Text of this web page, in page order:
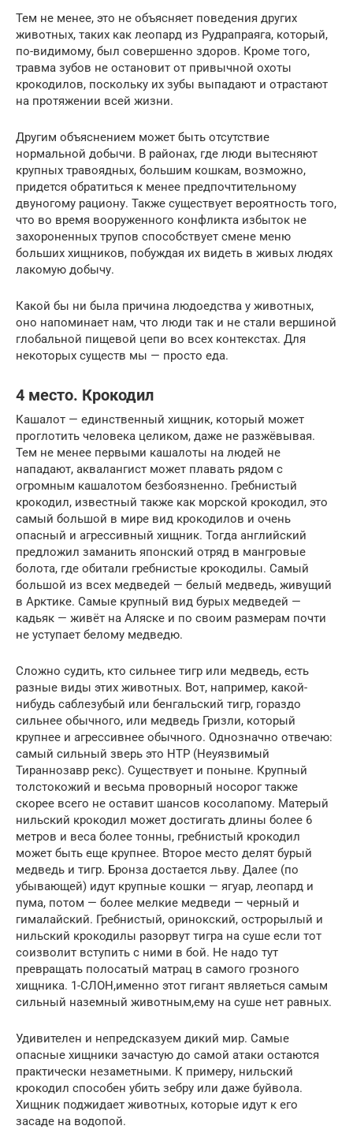
Тем не менее, это не объясняет поведения других
животных, таких как леопард из Рудрапраяга, который,
по-видимому, был совершенно здоров. Кроме того,
травма зубов не остановит от привычной охоты
крокодилов, поскольку их зубы выпадают и отрастают
на протяжении всей жизни.
Другим объяснением может быть отсутствие
нормальной добычи. В районах, где люди вытесняют
крупных травоядных, большим кошкам, возможно,
придется обратиться к менее предпочтительному
двуногому рациону. Также существует вероятность того,
что во время вооруженного конфликта избыток не
захороненных трупов способствует смене меню
больших хищников, побуждая их видеть в живых людях
лакомую добычу.
Какой бы ни была причина людоедства у животных,
оно напоминает нам, что люди так и не стали вершиной
глобальной пищевой цепи во всех контекстах. Для
некоторых существ мы — просто еда.
4 место. Крокодил
Кашалот — единственный хищник, который может
проглотить человека целиком, даже не разжёвывая.
Тем не менее первыми кашалоты на людей не
нападают, аквалангист может плавать рядом с
огромным кашалотом безбоязненно. Гребнистый
крокодил, известный также как морской крокодил, это
самый большой в мире вид крокодилов и очень
опасный и агрессивный хищник. Тогда английский
предложил заманить японский отряд в мангровые
болота, где обитали гребнистые крокодилы. Самый
большой из всех медведей — белый медведь, живущий
в Арктике. Самые крупный вид бурых медведей —
кадьяк — живёт на Аляске и по своим размерам почти
не уступает белому медведю.
Сложно судить, кто сильнее тигр или медведь, есть
разные виды этих животных. Вот, например, какой-
нибудь саблезубый или бенгальский тигр, гораздо
сильнее обычного, или медведь Гризли, который
крупнее и агрессивнее обычного. Однозначно отвечаю:
самый сильный зверь это НТР (Неуязвимый
Тираннозавр рекс). Существует и поныне. Крупный
толстокожий и весьма проворный носорог также
скорее всего не оставит шансов косолапому. Матерый
нильский крокодил может достигать длины более 6
метров и веса более тонны, гребнистый крокодил
может быть еще крупнее. Второе место делят бурый
медведь и тигр. Бронза достается льву. Далее (по
убывающей) идут крупные кошки — ягуар, леопард и
пума, потом — более мелкие медведи — черный и
гималайский. Гребнистый, оринокский, острорылый и
нильский крокодилы разорвут тигра на суше если тот
соизволит вступить с ними в бой. Не надо тут
превращать полосатый матрац в самого грозного
хищника. 1-СЛОН,именно этот гигант являеться самым
сильный наземный животным,ему на суше нет равных.
Удивителен и непредсказуем дикий мир. Самые
опасные хищники зачастую до самой атаки остаются
практически незаметными. К примеру, нильский
крокодил способен убить зебру или даже буйвола.
Хищник поджидает животных, которые идут к его
засаде на водопой.